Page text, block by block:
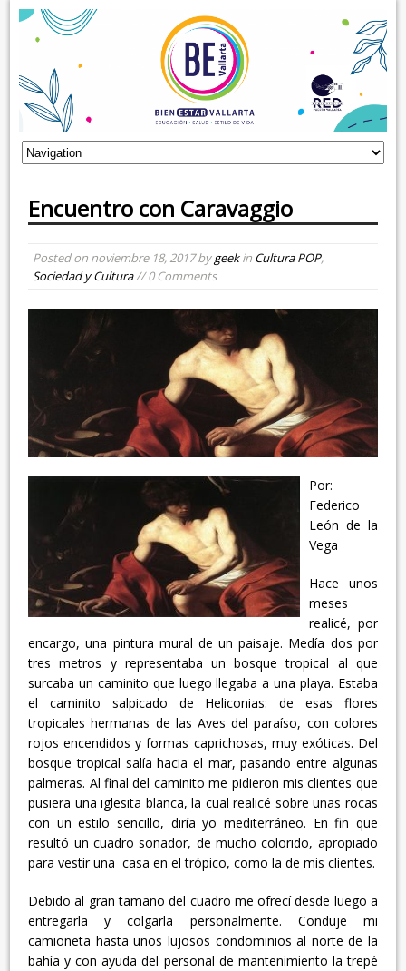
Encuentro con Caravaggio
Posted on noviembre 18, 2017bygeekin Cultura POP,
Sociedad y Cultura// 0 Comments
Por:
Federico
León de la
Vega
Hace unos
meses
realicé, por
encargo, una pintura mural de un paisaje. Medía dos por
tres metros y representaba un bosque tropical al que
surcaba un caminito que luego llegaba a una playa. Estaba
el caminito salpicado de Heliconias: de esas flores
tropicales hermanas de las Aves del paraíso, con colores
rojos encendidos y formas caprichosas, muy exóticas. Del
bosque tropical salía hacia el mar, pasando entre algunas
palmeras. Al final del caminito me pidieron mis clientes que
pusiera una iglesita blanca, la cual realicé sobre unas rocas
con un estilo sencillo, diría yo mediterráneo. En fin que
resultó un cuadro soñador, de mucho colorido, apropiado
para vestir una casa en el trópico, como la de mis clientes.
Debido al gran tamaño del cuadro me ofrecí desde luego a
entregarla y colgarla personalmente. Conduje mi
camioneta hasta unos lujosos condominios al norte de la
bahía y con ayuda del personal de mantenimiento la trepé